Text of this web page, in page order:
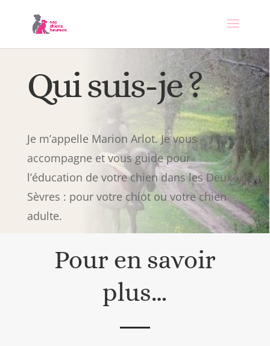
Qui suis-je ?
Je m’appelle Marion Arlot. Je vous
accompagne et vous guide pour
l’éducation de votre chien dans les Deux-
Sèvres : pour votre chiot ou votre chien
adulte.
Pour en savoir
plus…